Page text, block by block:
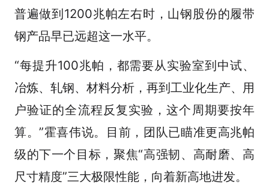
普遍做到1200兆帕左右时，山钢股份的履带
钢产品早已远超这一水平。
“每提升100兆帕，都需要从实验室到中试、
冶炼、轧钢、材料分析，再到工业化生产、用
户验证的全流程反复实验，这个周期要按年
算。”霍喜伟说。目前，团队已瞄准更高兆帕
级的下一个目标，聚焦“高强韧、高耐磨、高
尺寸精度”三大极限性能，向着新高地进发。